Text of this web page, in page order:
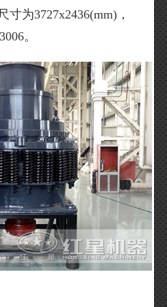
为3727x2436(mm)，
。